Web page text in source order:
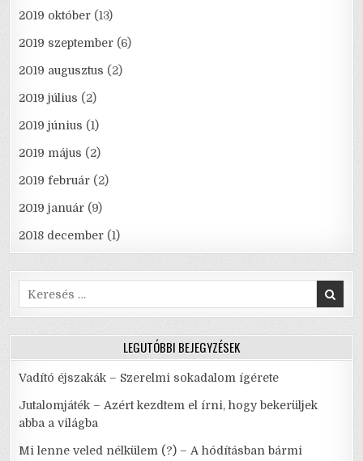
2019 október (13)
2019 szeptember (6)
2019 augusztus (2)
2019 július (2)
2019 június (1)
2019 május (2)
2019 február (2)
2019 január (9)
2018 december (1)
Search
for:
LEGUTÓBBI BEJEGYZÉSEK
Vadító éjszakák – Szerelmi sokadalom ígérete
Jutalomjáték – Azért kezdtem el írni, hogy bekerüljek
abba a világba
Mi lenne veled nélkülem (?) – A hódításban bármi